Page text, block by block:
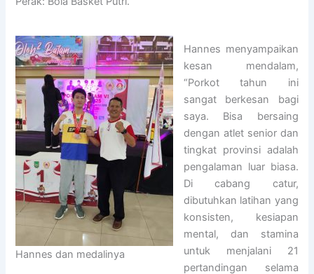
Hannes dan medalinya
Hannes menyampaikan
kesan mendalam,
“Porkot tahun ini
sangat berkesan bagi
saya. Bisa bersaing
dengan atlet senior dan
tingkat provinsi adalah
pengalaman luar biasa.
Di cabang catur,
dibutuhkan latihan yang
konsisten, kesiapan
mental, dan stamina
untuk menjalani 21
pertandingan selama